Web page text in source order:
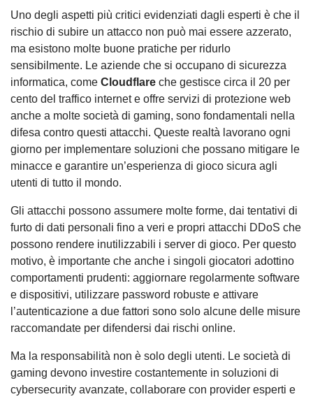
Uno degli aspetti più critici evidenziati dagli esperti è che il
rischio di subire un attacco non può mai essere azzerato,
ma esistono molte buone pratiche per ridurlo
sensibilmente. Le aziende che si occupano di sicurezza
informatica, come Cloudflare che gestisce circa il 20 per
cento del traffico internet e offre servizi di protezione web
anche a molte società di gaming, sono fondamentali nella
difesa contro questi attacchi. Queste realtà lavorano ogni
giorno per implementare soluzioni che possano mitigare le
minacce e garantire un’esperienza di gioco sicura agli
utenti di tutto il mondo.
Gli attacchi possono assumere molte forme, dai tentativi di
furto di dati personali fino a veri e propri attacchi DDoS che
possono rendere inutilizzabili i server di gioco. Per questo
motivo, è importante che anche i singoli giocatori adottino
comportamenti prudenti: aggiornare regolarmente software
e dispositivi, utilizzare password robuste e attivare
l’autenticazione a due fattori sono solo alcune delle misure
raccomandate per difendersi dai rischi online.
Ma la responsabilità non è solo degli utenti. Le società di
gaming devono investire costantemente in soluzioni di
cybersecurity avanzate, collaborare con provider esperti e